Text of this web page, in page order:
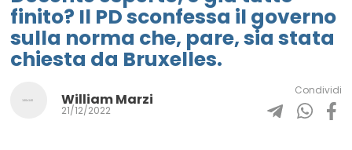
finito? Il PD sconfessa il governo
sulla norma che, pare, sia stata
chiesta da Bruxelles.
William Marzi
21/12/2022
Condividi